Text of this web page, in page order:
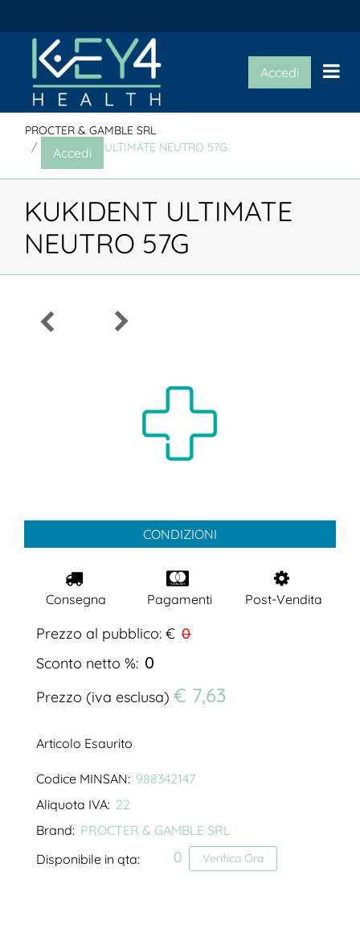
Accedi
Accedi
PROCTER & GAMBLE SRL
KUKIDENT ULTIMATE NEUTRO 57G
KUKIDENT ULTIMATE
NEUTRO 57G
CONDIZIONI
Consegna Pagamenti Post-Vendita
Prezzo al pubblico: € 0
Sconto netto %: 0
Prezzo (iva esclusa) € 7,63
Articolo Esaurito
Codice MINSAN: 988342147
Aliquota IVA: 22
Brand: PROCTER & GAMBLE SRL
Disponibile in qta:
Verifica Ora
0